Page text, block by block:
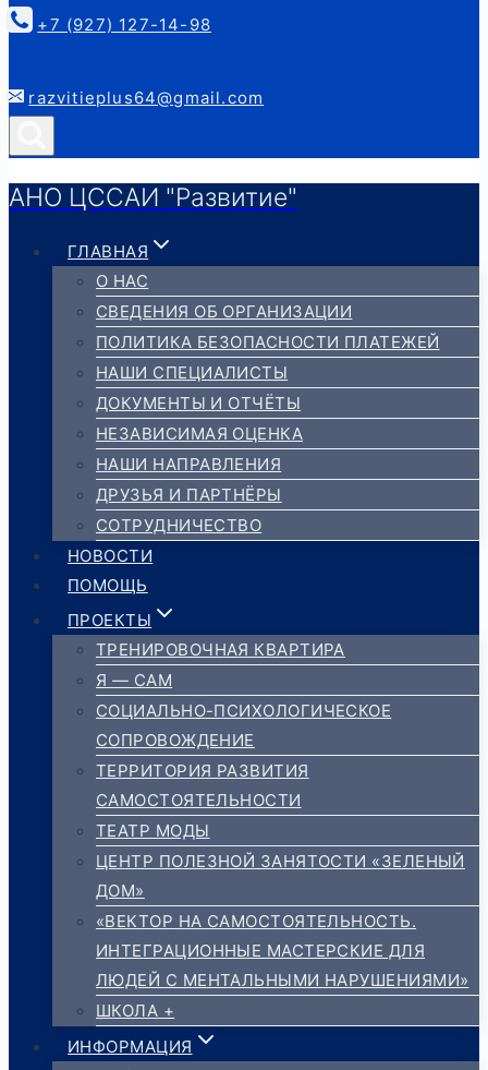
к
содержимому
+7 (927) 127-14-98
razvitieplus64@gmail.com
АНО ЦССАИ "Развитие"
ГЛАВНАЯ
О НАС
СВЕДЕНИЯ ОБ ОРГАНИЗАЦИИ
ПОЛИТИКА БЕЗОПАСНОСТИ ПЛАТЕЖЕЙ
НАШИ СПЕЦИАЛИСТЫ
ДОКУМЕНТЫ И ОТЧЁТЫ
НЕЗАВИСИМАЯ ОЦЕНКА
НАШИ НАПРАВЛЕНИЯ
ДРУЗЬЯ И ПАРТНЁРЫ
СОТРУДНИЧЕСТВО
НОВОСТИ
ПОМОЩЬ
ПРОЕКТЫ
ТРЕНИРОВОЧНАЯ КВАРТИРА
Я — САМ
СОЦИАЛЬНО-ПСИХОЛОГИЧЕСКОЕ
СОПРОВОЖДЕНИЕ
ТЕРРИТОРИЯ РАЗВИТИЯ
САМОСТОЯТЕЛЬНОСТИ
ТЕАТР МОДЫ
ЦЕНТР ПОЛЕЗНОЙ ЗАНЯТОСТИ «ЗЕЛЕНЫЙ
ДОМ»
«ВЕКТОР НА САМОСТОЯТЕЛЬНОСТЬ.
ИНТЕГРАЦИОННЫЕ МАСТЕРСКИЕ ДЛЯ
ЛЮДЕЙ С МЕНТАЛЬНЫМИ НАРУШЕНИЯМИ»
ШКОЛА +
ИНФОРМАЦИЯ